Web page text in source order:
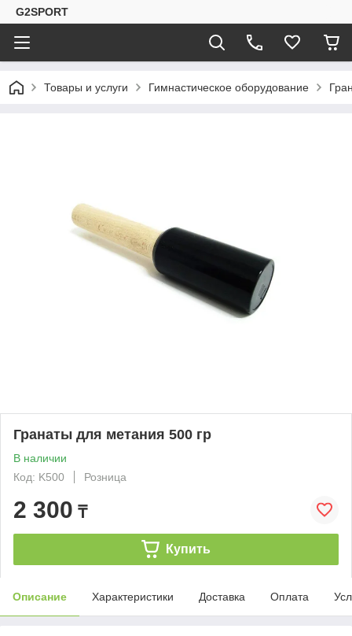
G2SPORT
Товары и услуги Гимнастическое оборудование
Гранаты для метания 500 гр
В наличии
Код: K500
Розница
2 300 ₸
Купить
Описание Характеристики Доставка Оплата